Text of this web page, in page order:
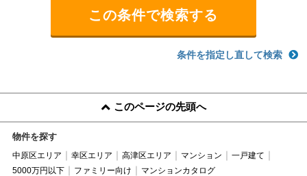
条件を指定し直して検索
このページの先頭へ
物件を探す
中原区エリア 幸区エリア 高津区エリア マンション
一戸建て
5000万円以下
ファミリー向け マンションカタログ